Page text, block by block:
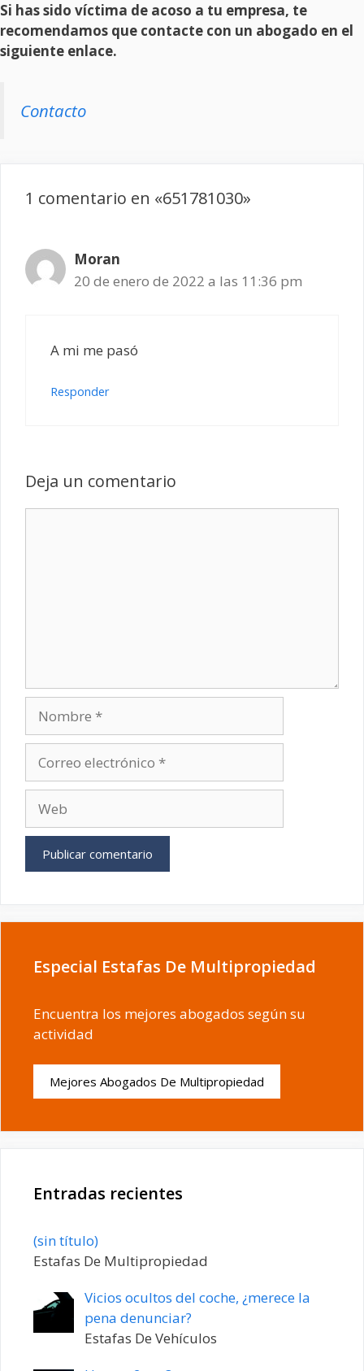
Si has sido víctima de acoso a tu empresa, te
recomendamos que contacte con un abogado en el
siguiente enlace.
Contacto
1 comentario en «651781030»
Moran
20 de enero de 2022 a las 11:36 pm
A mi me pasó
Responder
Deja un comentario
electrónico
Especial Estafas De Multipropiedad
Encuentra los mejores abogados según su
actividad
Mejores Abogados De Multipropiedad
Entradas recientes
(sin título)Entrada
20198
Estafas De Multipropiedad
Vicios ocultos del coche, ¿merece la
pena denunciar?
Estafas De Vehículos